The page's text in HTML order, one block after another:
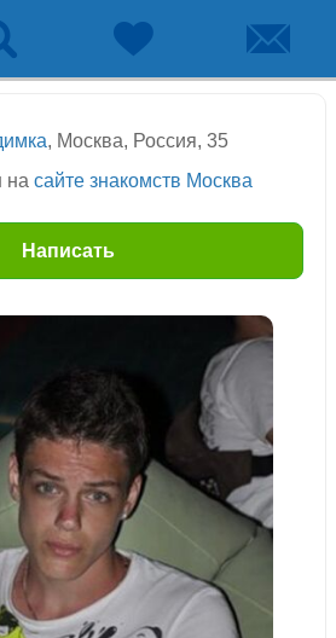
, Москва, Россия, 35
на сайте знакомств Москва
Написать